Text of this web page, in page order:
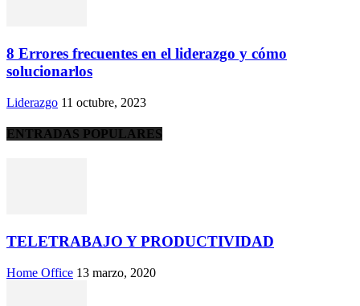
8 Errores frecuentes en el liderazgo y cómo
solucionarlos
Liderazgo 11 octubre, 2023
ENTRADAS POPULARES
TELETRABAJO Y PRODUCTIVIDAD
Home Office 13 marzo, 2020